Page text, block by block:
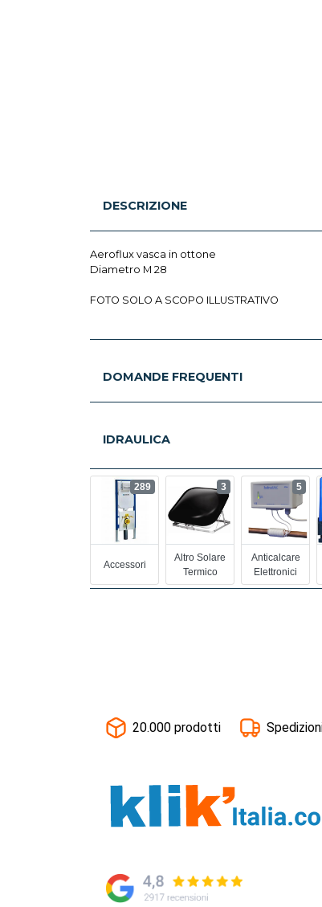
DESCRIZIONE
Aeroflux vasca in ottone
Diametro M 28
FOTO SOLO A SCOPO ILLUSTRATIVO
DOMANDE FREQUENTI
IDRAULICA
Accessori
289
Altro Solare
Termico
3
Anticalcare
Elettronici
5
20.000 prodotti